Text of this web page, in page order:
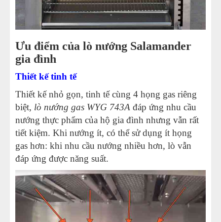
Ưu điểm của lò nướng Salamander
gia đình
Thiết kế tinh tế
Thiết kế nhỏ gọn, tinh tế cùng 4 họng gas riêng
biệt, lò nướng gas WYG 743A đáp ứng nhu cầu
nướng thực phẩm của hộ gia đình nhưng vẫn rất
tiết kiệm. Khi nướng ít, có thể sử dụng ít họng
gas hơn: khi nhu cầu nướng nhiều hơn, lò vẫn
đáp ứng được năng suất.